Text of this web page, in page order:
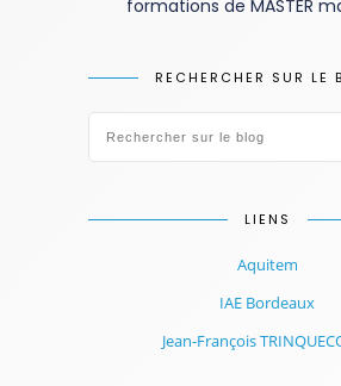
formations de MASTER
RECHERCHER SUR LE
LIENS
Aquitem
IAE Bordeaux
Jean-François